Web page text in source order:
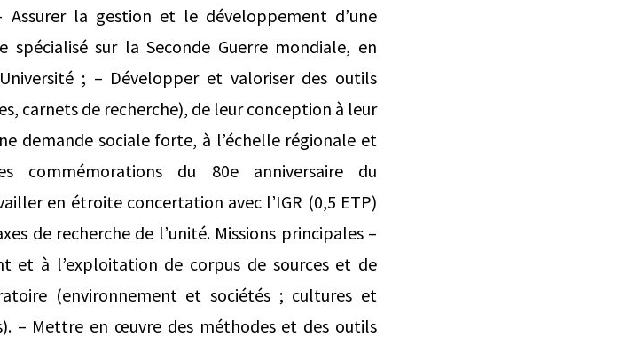
la gestion et le développement d’une
sur la Seconde Guerre mondiale, en
; – Développer et valoriser des outils
carnets de recherche), de leur conception à leur
demande sociale forte, à l’échelle régionale et
commémorations du 80e anniversaire du
en étroite concertation avec l’IGR (0,5 ETP)
de recherche de l’unité. Missions principales –
et à l’exploitation de corpus de sources et de
(environnement et sociétés ; cultures et
– Mettre en œuvre des méthodes et des outils